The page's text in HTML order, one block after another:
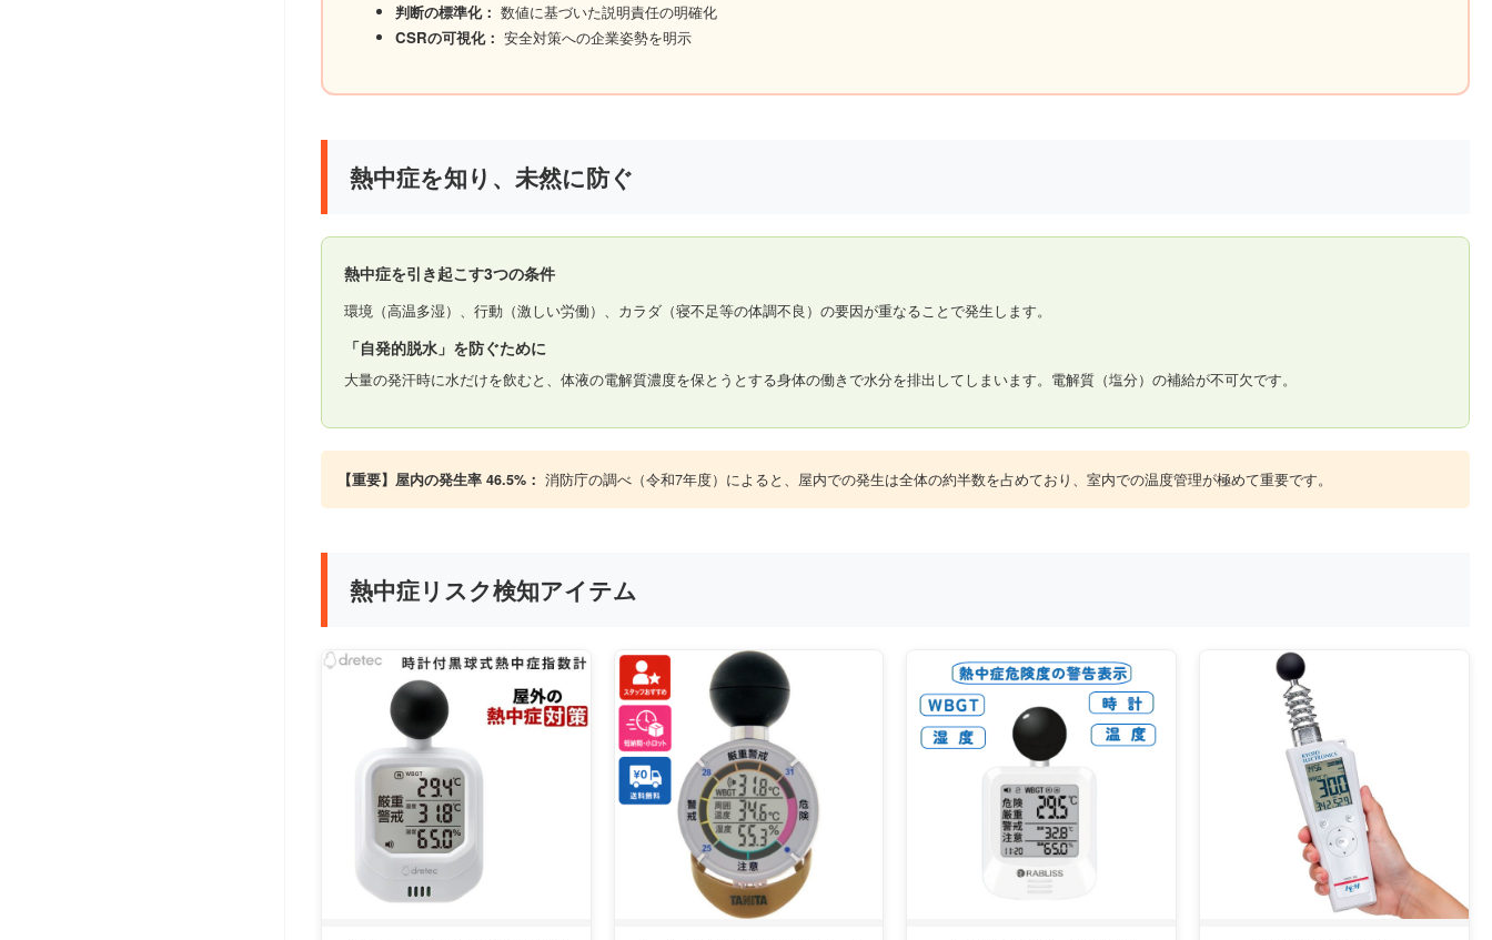
判断の標準化： 数値に基づいた説明責任の明確化
CSRの可視化： 安全対策への企業姿勢を明示
熱中症を知り、未然に防ぐ
熱中症を引き起こす3つの条件
環境（高温多湿）、行動（激しい労働）、カラダ（寝不足等の体調不良）の要因が重なることで発生します。
「自発的脱水」を防ぐために
大量の発汗時に水だけを飲むと、体液の電解質濃度を保とうとする身体の働きで水分を排出してしまいます。電解質（塩分）の補給が不可欠です。
【重要】屋内の発生率 46.5%： 消防庁の調べ（令和7年度）によると、屋内での発生は全体の約半数を占めており、室内での温度管理が極めて重要です。
熱中症リスク検知アイテム